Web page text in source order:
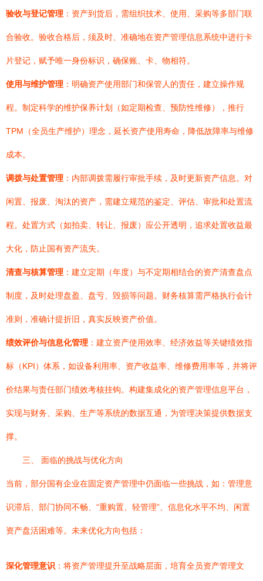
验收与登记管理 ：资产到货后，需组织技术、使用、采购等多部门联
合验收。验收合格后，须及时、准确地在资产管理信息系统中进行卡
片登记，赋予唯一身份标识，确保账、卡、物相符。
使用与维护管理 ：明确资产使用部门和保管人的责任，建立操作规
程。制定科学的维护保养计划（如定期检查、预防性维修），推行
TPM（全员生产维护）理念，延长资产使用寿命，降低故障率与维修
成本。
调拨与处置管理 ：内部调拨需履行审批手续，及时更新资产信息。对
闲置、报废、淘汰的资产，需建立规范的鉴定、评估、审批和处置流
程。处置方式（如拍卖、转让、报废）应公开透明，追求处置收益最
大化，防止国有资产流失。
清查与核算管理 ：建立定期（年度）与不定期相结合的资产清查盘点
制度，及时处理盘盈、盘亏、毁损等问题。财务核算需严格执行会计
准则，准确计提折旧，真实反映资产价值。
绩效评价与信息化管理 ：建立资产使用效率、经济效益等关键绩效指
标（KPI）体系，如设备利用率、资产收益率、维修费用率等，并将评
价结果与责任部门绩效考核挂钩。构建集成化的资产管理信息平台，
实现与财务、采购、生产等系统的数据互通，为管理决策提供数据支
撑。
三、 面临的挑战与优化方向
当前，部分国有企业在固定资产管理中仍面临一些挑战，如：管理意
识滞后、部门协同不畅、“重购置、轻管理”、信息化水平不均、闲置
资产盘活困难等。未来优化方向包括：
深化管理意识 ：将资产管理提升至战略层面，培育全员资产管理文